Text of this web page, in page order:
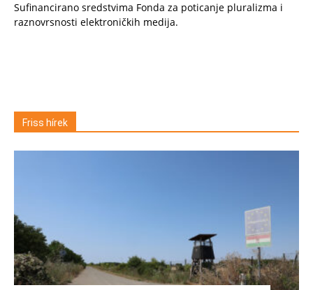
Sufinancirano sredstvima Fonda za poticanje pluralizma i
raznovrsnosti elektroničkih medija.
Friss hírek